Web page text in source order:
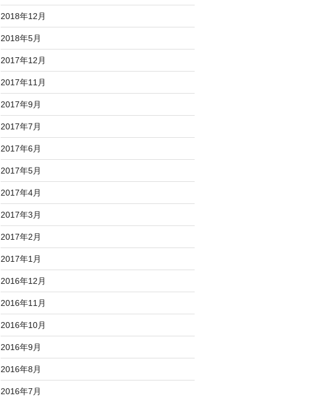
2018年12月
2018年5月
2017年12月
2017年11月
2017年9月
2017年7月
2017年6月
2017年5月
2017年4月
2017年3月
2017年2月
2017年1月
2016年12月
2016年11月
2016年10月
2016年9月
2016年8月
2016年7月